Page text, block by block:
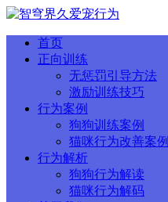
首页
正向训练
无惩罚引导方法
激励训练技巧
行为案例
狗狗训练案例
猫咪行为改善案例
行为解析
狗狗行为解读
猫咪行为解码